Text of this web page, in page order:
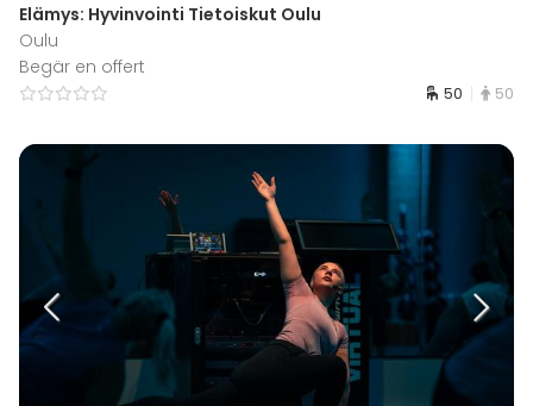
Elämys: Hyvinvointi Tietoiskut Oulu
Oulu
Begär en offert
50 50